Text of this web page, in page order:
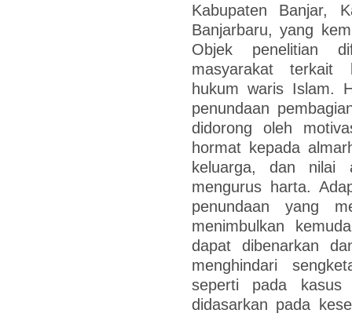
Kabupaten Banjar,
Banjarbaru, yang
Objek penelitian
masyarakat terkait
hukum waris Islam.
penundaan
didorong oleh
hormat kepada
keluarga, dan nilai
mengurus harta.
penundaan yang
menimbulkan
dapat dibenarkan
menghindari
seperti pada kasus
didasarkan pada